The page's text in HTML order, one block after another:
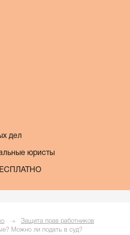
дел
юристы
Защита прав работников
Можно ли подать в суд?